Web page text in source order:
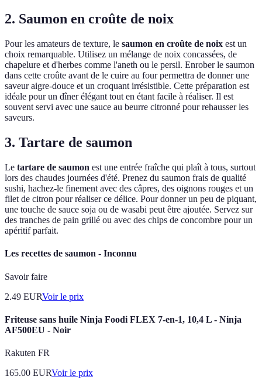
2. Saumon en croûte de noix
Pour les amateurs de texture, le saumon en croûte de noix est un
choix remarquable. Utilisez un mélange de noix concassées, de
chapelure et d'herbes comme l'aneth ou le persil. Enrober le saumon
dans cette croûte avant de le cuire au four permettra de donner une
saveur aigre-douce et un croquant irrésistible. Cette préparation est
idéale pour un dîner élégant tout en étant facile à réaliser. Il est
souvent servi avec une sauce au beurre citronné pour rehausser les
saveurs.
3. Tartare de saumon
Le tartare de saumon est une entrée fraîche qui plaît à tous, surtout
lors des chaudes journées d'été. Prenez du saumon frais de qualité
sushi, hachez-le finement avec des câpres, des oignons rouges et un
filet de citron pour réaliser ce délice. Pour donner un peu de piquant,
une touche de sauce soja ou de wasabi peut être ajoutée. Servez sur
des tranches de pain grillé ou avec des chips de concombre pour un
apéritif parfait.
Les recettes de saumon - Inconnu
Savoir faire
2.49 EURVoir le prix
Friteuse sans huile Ninja Foodi FLEX 7-en-1, 10,4 L - Ninja
AF500EU - Noir
Rakuten FR
165.00 EURVoir le prix